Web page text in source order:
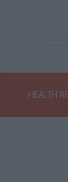
HEALTH